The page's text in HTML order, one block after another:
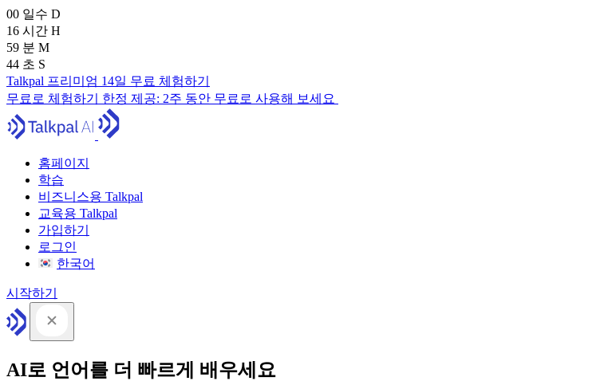
00 일수 D
16 시간 H
59 분 M
43 초 S
Talkpal 프리미엄 14일 무료 체험하기
무료로 체험하기 한정 제공: 2주 동안 무료로 사용해 보세요
홈페이지
학습
비즈니스용 Talkpal
교육용 Talkpal
가입하기
로그인
한국어
시작하기
AI로 언어를 더 빠르게 배우세요